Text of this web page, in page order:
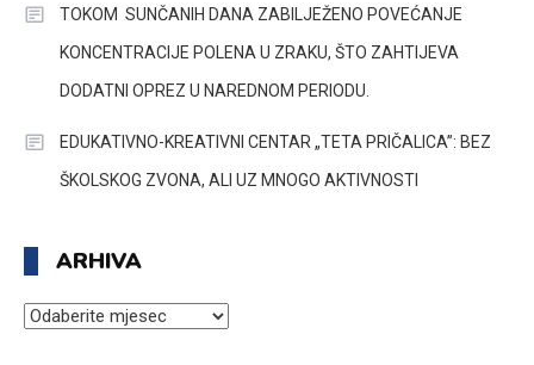
TOKOM SUNČANIH DANA ZABILJEŽENO POVEĆANJE
KONCENTRACIJE POLENA U ZRAKU, ŠTO ZAHTIJEVA
DODATNI OPREZ U NAREDNOM PERIODU.
EDUKATIVNO-KREATIVNI CENTAR „TETA PRIČALICA”: BEZ
ŠKOLSKOG ZVONA, ALI UZ MNOGO AKTIVNOSTI
ARHIVA
ARHIVA